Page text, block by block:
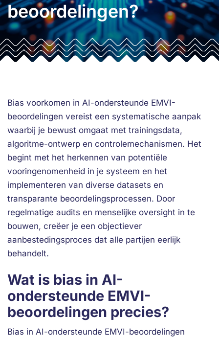
beoordelingen?
Bias voorkomen in AI-ondersteunde EMVI-
beoordelingen vereist een systematische aanpak
waarbij je bewust omgaat met trainingsdata,
algoritme-ontwerp en controlemechanismen. Het
begint met het herkennen van potentiële
vooringenomenheid in je systeem en het
implementeren van diverse datasets en
transparante beoordelingsprocessen. Door
regelmatige audits en menselijke oversight in te
bouwen, creëer je een objectiever
aanbestedingsproces dat alle partijen eerlijk
behandelt.
Wat is bias in AI-
ondersteunde EMVI-
beoordelingen precies?
Bias in AI-ondersteunde EMVI-beoordelingen